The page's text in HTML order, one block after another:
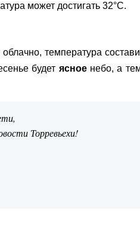
может достигать 32°C.
температура
будет ясноенебо, а
Торревьехи!